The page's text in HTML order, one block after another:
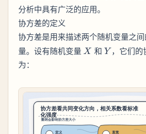
分析中具有广泛的应用。
协方差的定义
协方差是用来描述两个随机变量之
量。设有随机变量 X
X 和 Y
Y ，它们的
为：